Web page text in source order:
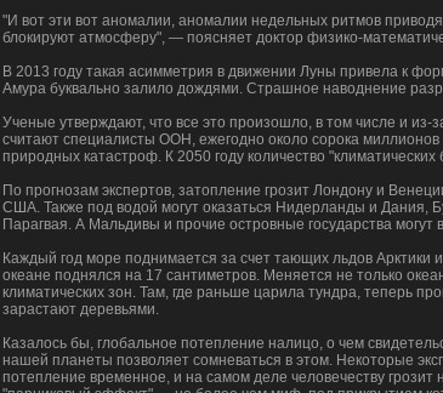
"И вот эти вот аномалии, аномалии недельных ритмов
блокируют атмосферу", — поясняет доктор физико-
В 2013 году такая асимметрия в движении Луны привела к
Амура буквально залило дождями. Страшное наводнение
Ученые утверждают, что все это произошло, в том числе и из-
считают специалисты ООН, ежегодно около сорока
природных катастроф. К 2050 году количество
По прогнозам экспертов, затопление грозит Лондону и
США. Также под водой могут оказаться Нидерланды и Дания,
Парагвая. А Мальдивы и прочие островные государства могут
Каждый год море поднимается за счет тающих льдов Арктики
океане поднялся на 17 сантиметров. Меняется не только
климатических зон. Там, где раньше царила тундра, теперь
зарастают деревьями.
Казалось бы, глобальное потепление налицо, о чем
нашей планеты позволяет сомневаться в этом. Некоторые
потепление временное, и на самом деле человечеству